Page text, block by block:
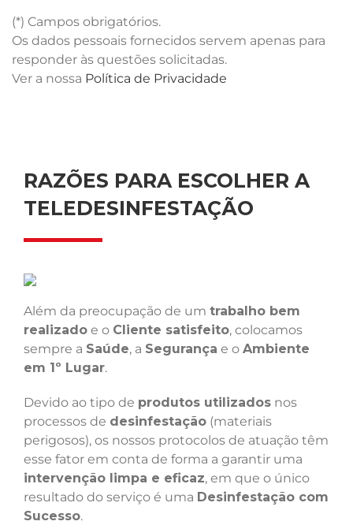
(*) Campos obrigatórios.
Os dados pessoais fornecidos servem apenas para
responder às questões solicitadas.
Ver a nossa Política de Privacidade
RAZÕES PARA ESCOLHER A
TELEDESINFESTAÇÃO
Além da preocupação de um trabalho bem
realizado e o Cliente satisfeito, colocamos
sempre a Saúde, a Segurança e o Ambiente
em 1º Lugar.
Devido ao tipo de produtos utilizados nos
processos de desinfestação (materiais
perigosos), os nossos protocolos de atuação têm
esse fator em conta de forma a garantir uma
intervenção limpa e eficaz, em que o único
resultado do serviço é uma Desinfestação com
Sucesso.